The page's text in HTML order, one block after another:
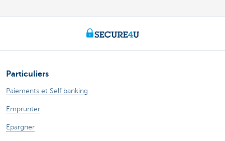
Particuliers
Paiements et Self banking
Emprunter
Epargner